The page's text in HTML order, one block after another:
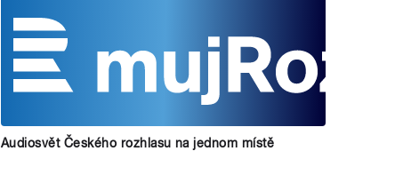
Audiosvět Českého rozhlasu na jednom místě